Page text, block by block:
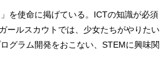
を使命に掲げている。ICTの知識が必須
ールスカウトでは、少女たちがやりたい
グラム開発をおこない、STEMに興味関